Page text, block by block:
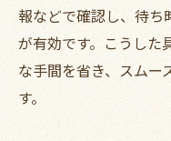
報などで確認し、待ち
が有効です。こうした
な手間を省き、スムー
す。